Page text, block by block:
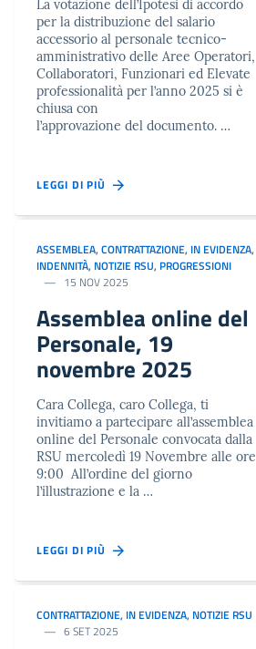
La votazione dell’Ipotesi di accordo
per la distribuzione del salario
accessorio al personale tecnico-
amministrativo delle Aree Operatori,
Collaboratori, Funzionari ed Elevate
professionalità per l’anno 2025 si è
chiusa con
l’approvazione del documento. …
LEGGI DI PIÙ
ASSEMBLEA,CONTRATTAZIONE, IN EVIDENZA,
INDENNITÀ, NOTIZIE RSU, PROGRESSIONI
15 NOV 2025
Assemblea online del
Personale, 19
novembre 2025
Cara Collega, caro Collega, ti
invitiamo a partecipare all’assemblea
online del Personale convocata dalla
RSU mercoledì 19 Novembre alle ore
9:00 All’ordine del giorno
l’illustrazione e la …
LEGGI DI PIÙ
CONTRATTAZIONE, IN EVIDENZA, NOTIZIE RSU
6 SET 2025